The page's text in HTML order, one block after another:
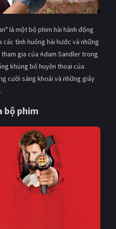
Việt Nam
là một bộ phim hài hành động
tình huống hài hước và những
gia của Adam Sandler trong
khủng bố huyền thoại của
cười sảng khoái và những giây
bộ phim